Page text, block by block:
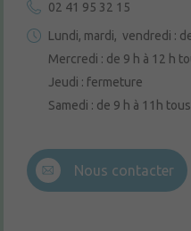
02 41 95 32 15
Lundi, mardi, vendredi :
Mercredi : de 9 h à 12 h
Jeudi : fermeture
Samedi : de 9 h à 11h
Nous contacter